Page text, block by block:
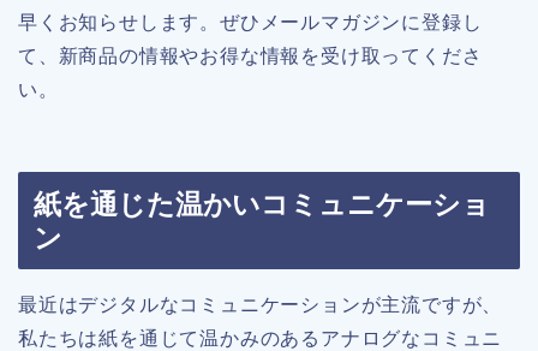
早くお知らせします。ぜひメールマガジンに登録し
て、新商品の情報やお得な情報を受け取ってくださ
い。
紙を通じた温かいコミュニケーショ
ン
最近はデジタルなコミュニケーションが主流ですが、
私たちは紙を通じて温かみのあるアナログなコミュニ